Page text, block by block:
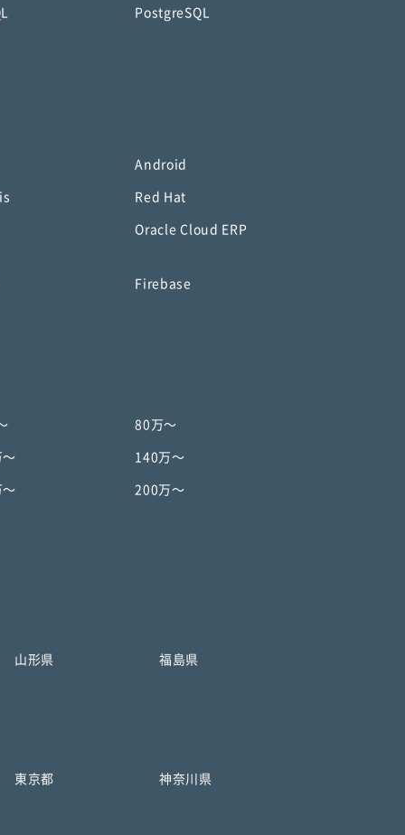
PostgreSQL
Android
Red Hat
Oracle Cloud ERP
Firebase
80万〜
〜 140万〜
〜 200万〜
山形県 福島県
東京都 神奈川県